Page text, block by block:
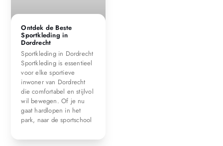
Ontdek de Beste
Sportkleding in
Dordrecht
Sportkleding in Dordrecht
Sportkleding is essentieel
voor elke sportieve
inwoner van Dordrecht
die comfortabel en stijlvol
wil bewegen. Of je nu
gaat hardlopen in het
park, naar de sportschool